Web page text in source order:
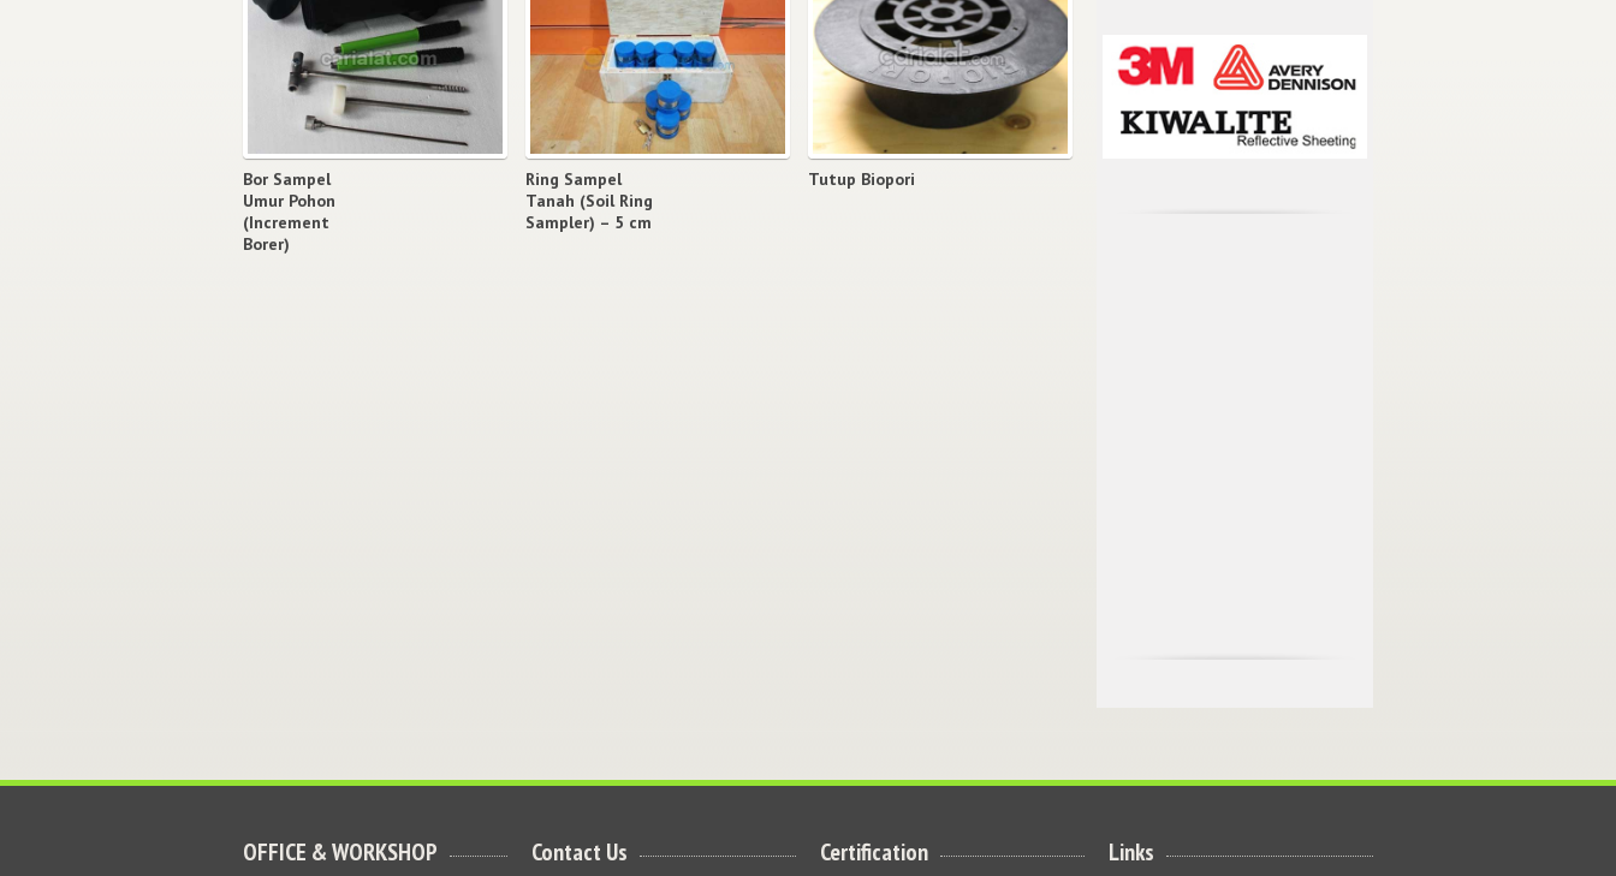
Bor Sampel
Umur Pohon
(Increment
Borer)
Ring Sampel
Tanah (Soil Ring
Sampler) – 5 cm
Tutup Biopori
OFFICE & WORKSHOP Contact Us Certification Links